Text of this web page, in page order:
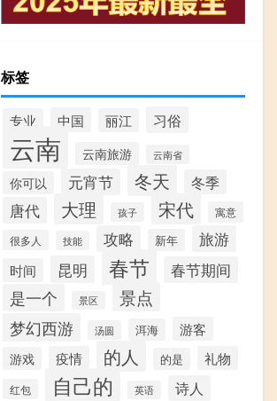
标签
专业 中国 丽江 习俗
云南 云南旅游 云南省
你可以 元宵节 冬天 冬季
唐代 大理 孩子 宋代 寓意
很多人 技能 攻略 新年 旅游
时间 昆明 春节 春节期间
是一个 景区 景点
梦幻西游 汤圆 洱海 游客
游戏 疫情 的人 的是 礼物
红包 自己的 英语 诗人